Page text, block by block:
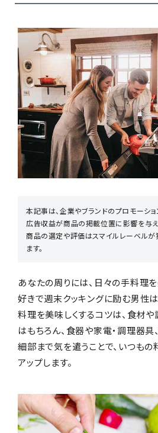
ギフトの探し方
お店からギフトを探す
商品からギフトを探す
行事からギフトを探す
贈る相手からギフトを探す
編集部おすすめ
本記事は、企業やブランドのプロモーシ
広告収益が商品の掲載位置に影響を与え
商品の選定や評価はスマイルレーベル
ます。
あなたの周りには、日々の手料理
好きで週末クッキングに励む男性
料理を美味しくするコツは、食材
はもちろん、食器や家電・調理器
細部まで気を遣うことで、いつも
アップします。